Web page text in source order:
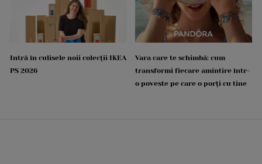
Intră în culisele noii colecții IKEA
PS 2026
Vara care te schimbă: cum
transformi fiecare amintire într-
o poveste pe care o porți cu tine